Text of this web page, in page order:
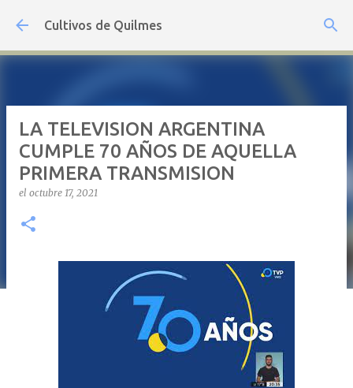
Ir al contenido principal
Cultivos de Quilmes
LA TELEVISION ARGENTINA
CUMPLE 70 AÑOS DE AQUELLA
PRIMERA TRANSMISION
el octubre 17, 2021